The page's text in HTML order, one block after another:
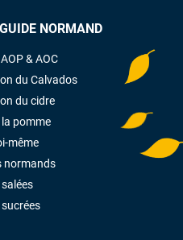
NORMAND
& AOC
du Calvados
du cidre
pomme
même
normands